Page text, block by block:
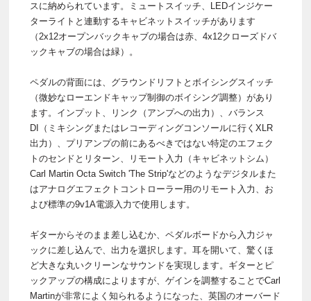
スに納められています。ミュートスイッチ、LEDインジケー
ターライトと連動するキャビネットスイッチがあります
（2x12オープンバックキャブの場合は赤、4x12クローズドバ
ックキャブの場合は緑）。
ペダルの背面には、グラウンドリフトとボイシングスイッチ
（微妙なローエンドキャップ制御のボイシング調整）があり
ます。インプット、リンク（アンプへの出力）、バランス
DI（ミキシングまたはレコーディングコンソールに行くXLR
出力）、プリアンプの前にあるべきではない特定のエフェク
トのセンドとリターン、リモート入力（キャビネットシム）
Carl Martin Octa Switch 'The Strip'などのようなデジタルまた
はアナログエフェクトコントローラー用のリモート入力、お
よび標準の9v1A電源入力で使用します。
ギターからそのまま差し込むか、ペダルボードから入力ジャ
ックに差し込んで、出力を選択します。耳を開いて、驚くほ
ど大きな丸いクリーンなサウンドを実現します。ギターとピ
ックアップの構成によりますが、ゲインを調整することでCarl
Martinが非常によく知られるようになった、英国のオーバード